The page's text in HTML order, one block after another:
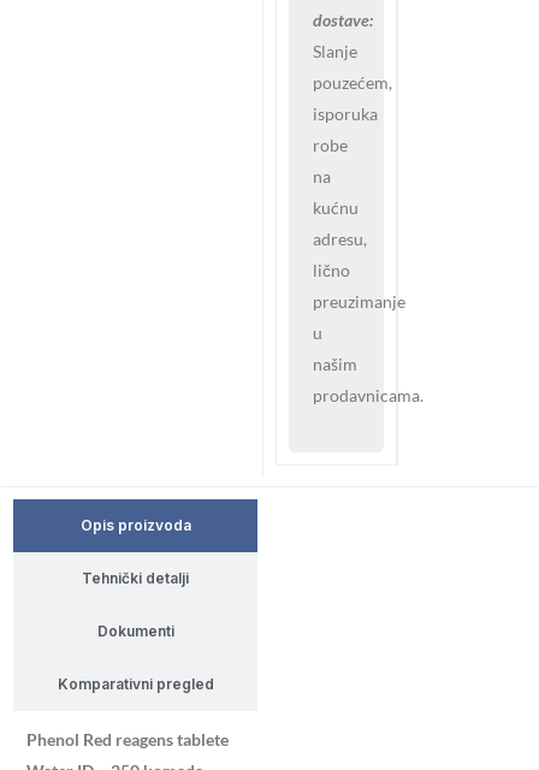
dostave:
Slanje
pouzećem,
isporuka
robe
na
kućnu
adresu,
lično
preuzimanje
u
našim
prodavnicama.
Opis proizvoda
Tehnički detalji
Dokumenti
Komparativni pregled
Phenol Red reagens tablete